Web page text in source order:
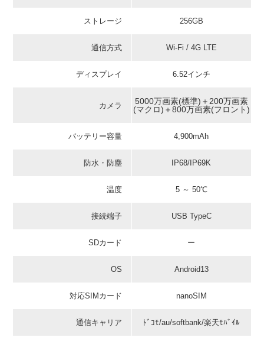
ストレージ 256GB
通信方式 Wi-Fi / 4G LTE
ディスプレイ 6.52インチ
カメラ
5000万画素(標準)＋200万画素
(マクロ)＋800万画素(フロント)
バッテリー容量 4,900mAh
防水・防塵 IP68/IP69K
温度 5 ～ 50℃
接続端子 USB TypeC
SDカード ー
OS Android13
対応SIMカード nanoSIM
通信キャリア ﾄﾞｺﾓ/au/softbank/楽天ﾓﾊﾞｲﾙ